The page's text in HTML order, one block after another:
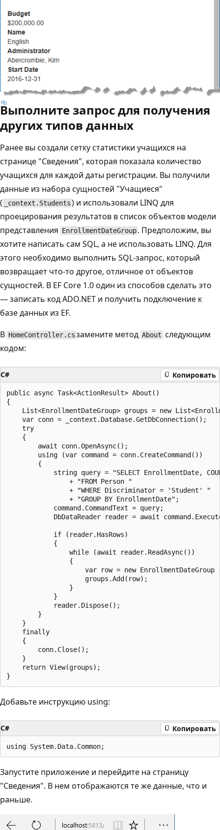
Выполните запрос для получения
других типов данных
Ранее вы создали сетку статистики учащихся на
странице "Сведения", которая показала количество
учащихся для каждой даты регистрации. Вы получили
данные из набора сущностей "Учащиеся"
(
_context.Students ) и использовали LINQ для
проецирования результатов в список объектов модели
представления EnrollmentDateGroup . Предположим, вы
хотите написать сам SQL, а не использовать LINQ. Для
этого необходимо выполнить SQL-запрос, который
возвращает что-то другое, отличное от объектов
сущностей. В EF Core 1.0 один из способов сделать это
— записать код ADO.NET и получить подключение к
базе данных из EF.
В HomeController.cs замените методAbout следующим
кодом:
C# Копировать
public async Task<ActionResult> About()
{
List<EnrollmentDateGroup> groups = new
    var conn = _context.Database.GetDbConnection();
    try
    {
        await conn.OpenAsync();
        using (var command = conn.CreateCommand())
        {
string query = "SELECT EnrollmentDate,
                + "FROM Person "
                + "WHERE Discriminator = 'Student' "
                + "GROUP BY EnrollmentDate";
            command.CommandText = query;
DbDataReader reader = await
            if (reader.HasRows)
            {
                while (await reader.ReadAsync())
                {
var row = new
                    groups.Add(row);
                }
            }
            reader.Dispose();
        }
    }
    finally
    {
        conn.Close();
    }
    return View(groups);
Добавьте инструкцию using:
C# Копировать
Запустите приложение и перейдите на страницу
"Сведения". В нем отображаются те же данные, что и
раньше.